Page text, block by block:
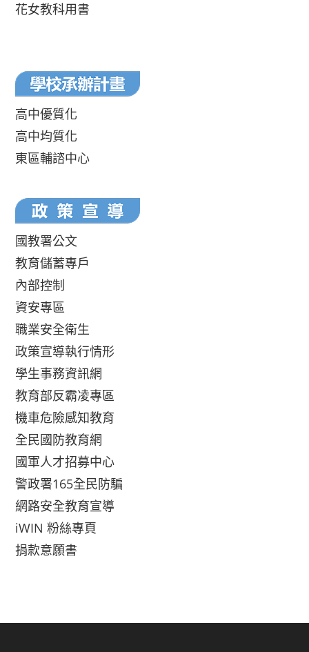
花女教科用書
高中優質化
高中均質化
東區輔諮中心
國教署公文
教育儲蓄專戶
內部控制
資安專區
職業安全衛生
政策宣導執行情形
學生事務資訊網
教育部反霸凌專區
機車危險感知教育
全民國防教育網
國軍人才招募中心
警政署165全民防騙
網路安全教育宣導
iWIN 粉絲專頁
捐款意願書